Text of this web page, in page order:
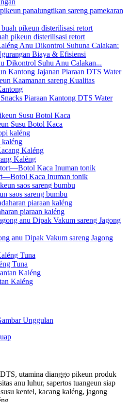
panalungtikan sareng pamekaran
pikeun disterilisasi retort
Dikontrol Suhu Anu Calakan...
Piaraan Kantong DTS Water
Susu Botol Kaca
kaléng
Kaléng
Kaca Inuman tonik
saos sareng bumbu
piaraan kaléng
anu Dipak Vakum sareng Jagong
Tuna
Kaléng
utamina dianggo pikeun produk
anu luhur, sapertos tuangeun siap
kentel, kacang kaléng, jagong